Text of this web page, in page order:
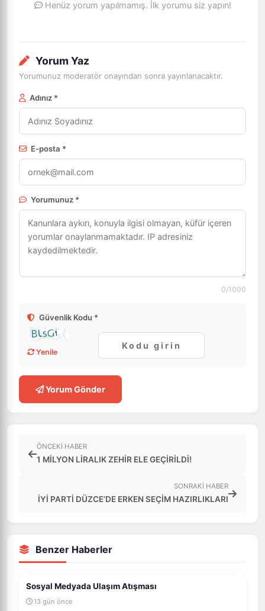
Henüz yorum yapılmamış. İlk yorumu siz yapın!
Yorum Yaz
Yorumunuz moderatör onayından sonra yayınlanacaktır.
Adınız *
E-posta *
Yorumunuz *
0/1000
Güvenlik Kodu *
Yenile
Yorum Gönder
ÖNCEKI HABER
1 MİLYON LİRALIK ZEHİR ELE GEÇİRİLDİ!
SONRAKI HABER
İYİ PARTİ DÜZCE’DE ERKEN SEÇİM HAZIRLIKLARI
Benzer Haberler
Sosyal Medyada Ulaşım Atışması
13 gün önce